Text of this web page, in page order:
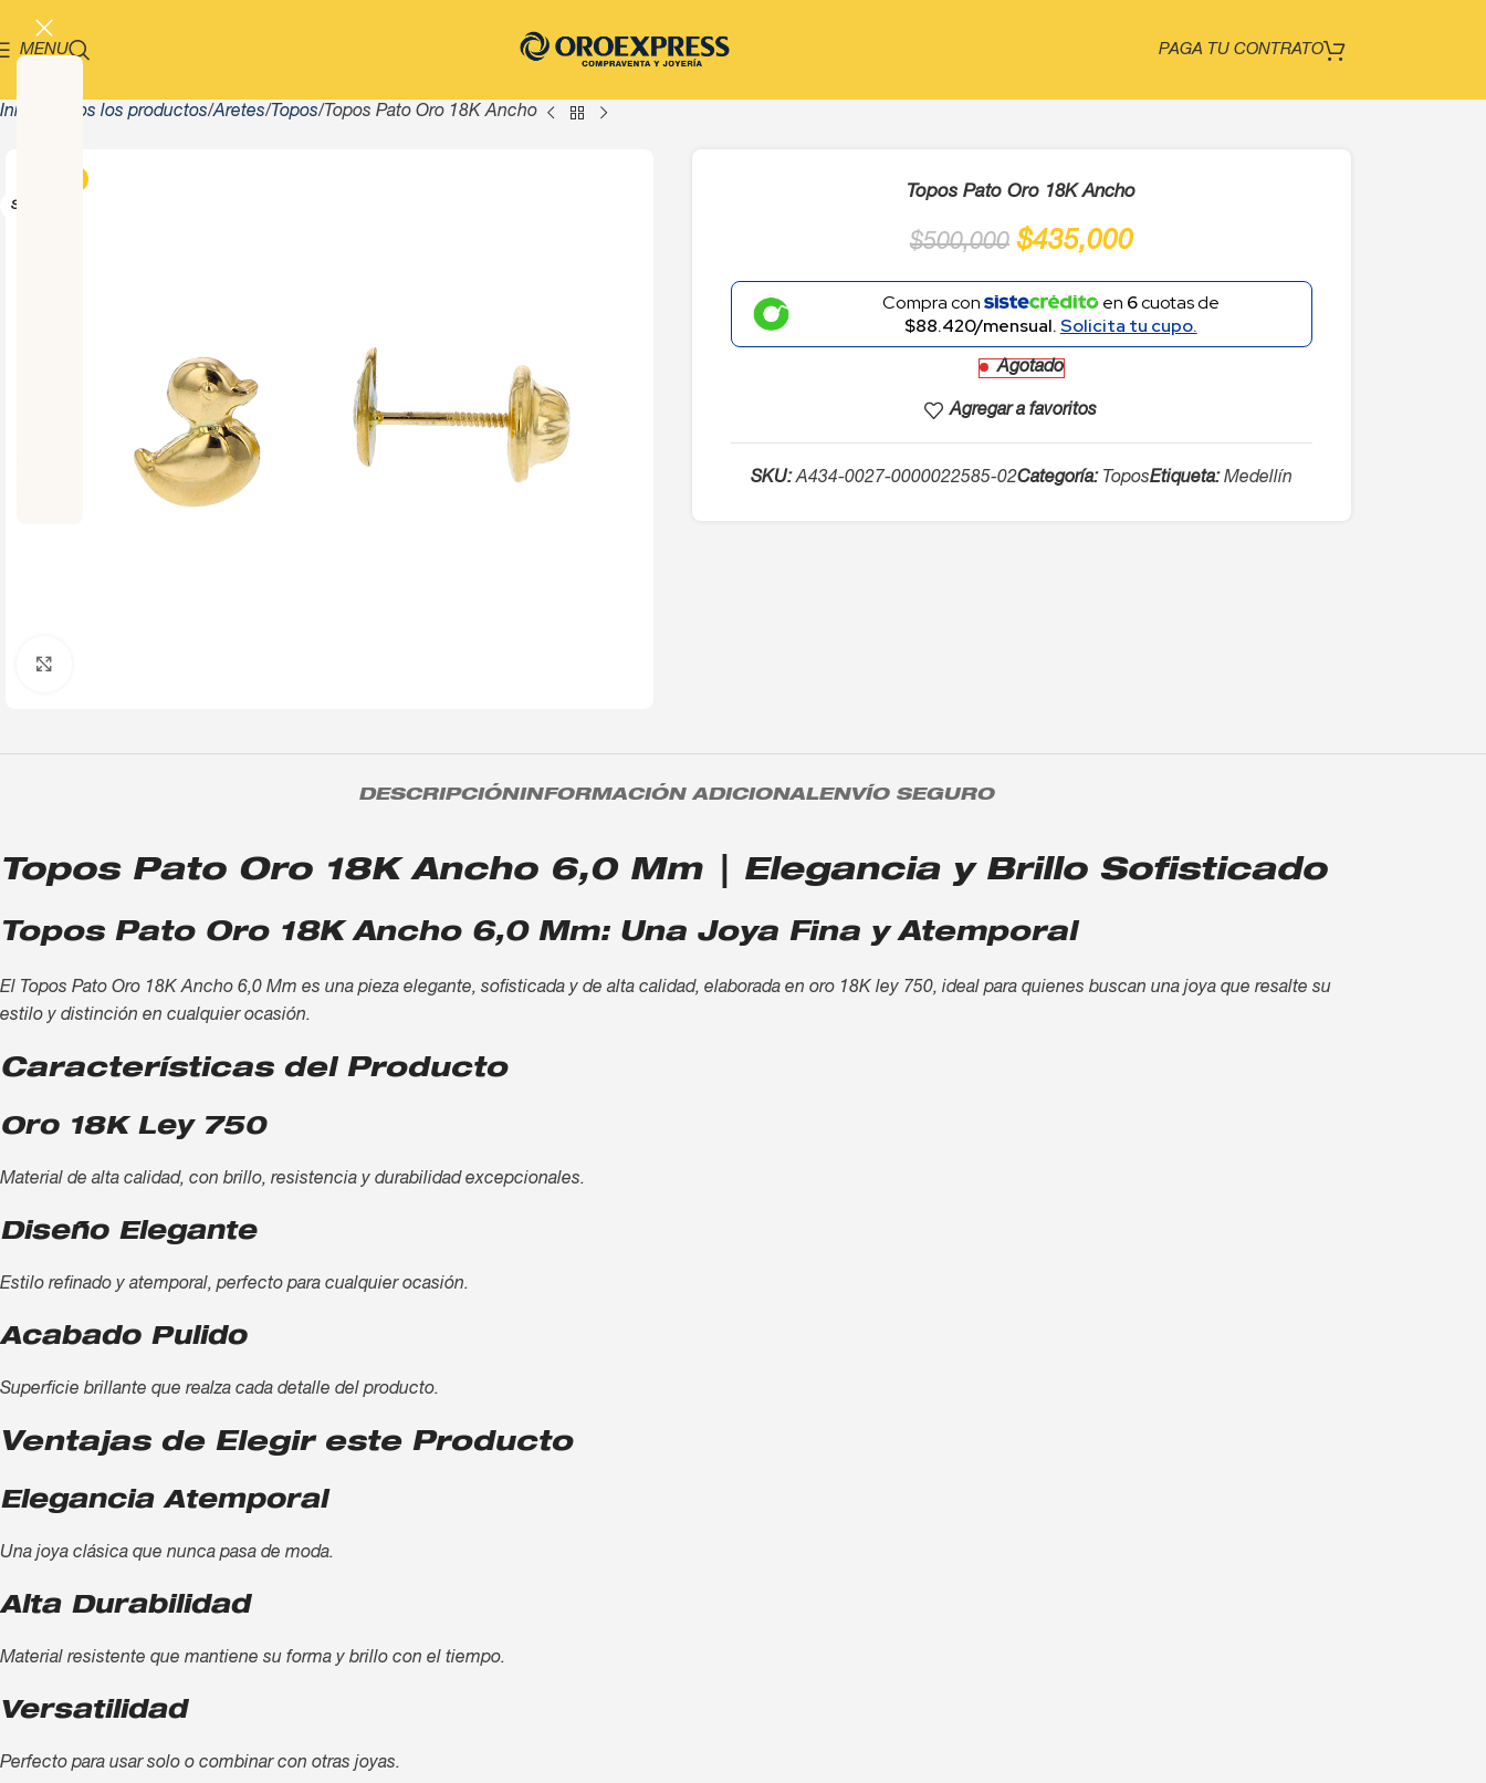
MENU PAGA TU CONTRATO
Inicio Todos los productos Aretes Topos Topos Pato Oro 18K Ancho
SOLD OUT
Topos Pato Oro 18K Ancho
$500,000 $435,000
Compra con en 6cuotas de
$88.420/mensual.Solicita tu cupo.
Agotado
Agregar a favoritos
SKU:A434-0027-0000022585-02Categoría: ToposEtiqueta: Medellín
DESCRIPCIÓNINFORMACIÓN ADICIONALENVÍO SEGURO
Topos Pato Oro 18K Ancho 6,0 Mm | Elegancia y Brillo Sofisticado
Topos Pato Oro 18K Ancho 6,0 Mm: Una Joya Fina y Atemporal
El Topos Pato Oro 18K Ancho 6,0 Mm es una pieza elegante, sofisticada y de alta calidad, elaborada en oro 18K ley 750, ideal para quienes buscan una joya que resalte su
estilo y distinción en cualquier ocasión.
Características del Producto
Oro 18K Ley 750
Material de alta calidad, con brillo, resistencia y durabilidad excepcionales.
Diseño Elegante
Estilo refinado y atemporal, perfecto para cualquier ocasión.
Acabado Pulido
Superficie brillante que realza cada detalle del producto.
Ventajas de Elegir este Producto
Elegancia Atemporal
Una joya clásica que nunca pasa de moda.
Alta Durabilidad
Material resistente que mantiene su forma y brillo con el tiempo.
Versatilidad
Perfecto para usar solo o combinar con otras joyas.